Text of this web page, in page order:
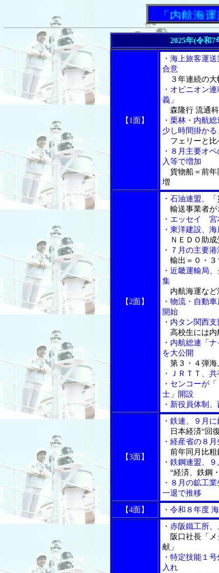
「内航海運
2025年(令和
【1面】
・海上旅客運
合意
３年連続の大
・オピニオン
義」
森隆行 流通
・栗林・内航
少し時間掛かる
フェリーと比
・８月主要オ
入等で増加
貨物船＝前年
増
【2面】
・石油連盟、
輸送事業者が
・エッセイ 宮
・東洋建設、
ＮＥＤＯ助成
・７月の主要
輸出＝０・３
・近畿運輸局
集
内航海運など
・物流・自動
開始
・内タン関西
高校生には内
・内航総連「
を大公開
第３・４弾海
・ＪＲＴＴ、
・センコーが
士」開設
・新役員体制
【3面】
・鉄連、９月
日本経済“回
・経産省の８
前年同月比粗
・鉄鋼連盟、
“経済、鉄鋼
・８月の鉱工
一退で推移
【4面】
・令和８年度
・赤阪鐵工所
阪口社長「メ
献」
・特定技能１
入れ